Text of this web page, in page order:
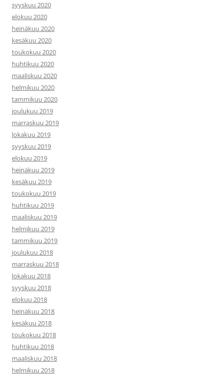
syyskuu 2020
elokuu 2020
heinäkuu 2020
kesäkuu 2020
toukokuu 2020
huhtikuu 2020
maaliskuu 2020
helmikuu 2020
tammikuu 2020
joulukuu 2019
marraskuu 2019
lokakuu 2019
syyskuu 2019
elokuu 2019
heinäkuu 2019
kesäkuu 2019
toukokuu 2019
huhtikuu 2019
maaliskuu 2019
helmikuu 2019
tammikuu 2019
joulukuu 2018
marraskuu 2018
lokakuu 2018
syyskuu 2018
elokuu 2018
heinäkuu 2018
kesäkuu 2018
toukokuu 2018
huhtikuu 2018
maaliskuu 2018
helmikuu 2018